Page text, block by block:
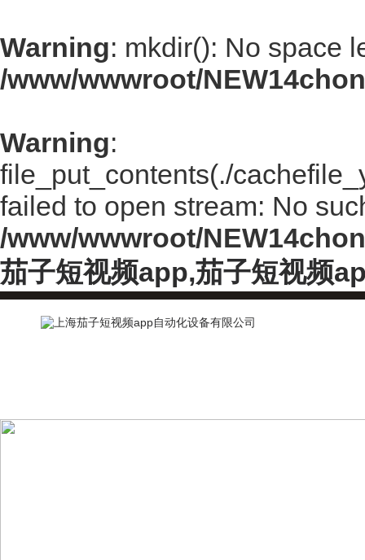
Warning: mkdir(): No space
/www/wwwroot/
Warning:
file_put_contents(./
failed to open stream: No
/www/wwwroot/
茄子短视频app,茄子短视频